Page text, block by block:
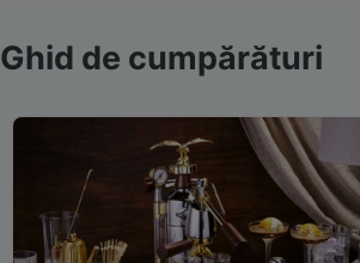
Ghid de cumpărături